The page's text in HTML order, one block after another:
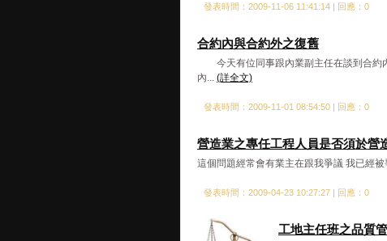
發表時間：2009-11-06 11:41:14 | 回應：0
合約內與合約外之復舊
今天有位同事跟內業副主任在談到合約
內... (詳全文)
發表時間：2009-11-01 08:54:50 | 回應：0
營造業之專任工程人員是否須於營
這個問題經常會有業主在跟我爭議 我已經
發表時間：2009-04-23 10:27:27 | 回應：0
工地主任班之品質